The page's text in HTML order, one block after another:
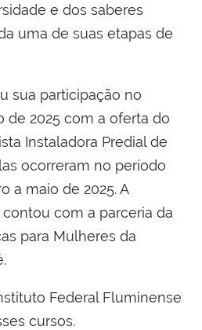
e dos saberes
uma de suas etapas de
sua participação no
de 2025 com a oferta do
Instaladora Predial de
ocorreram no período
a maio de 2025. A
com a parceria da
para Mulheres da
Federal Fluminense
cursos.